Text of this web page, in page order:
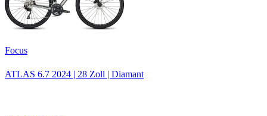
Focus
ATLAS 6.7 2024 | 28 Zoll | Diamant